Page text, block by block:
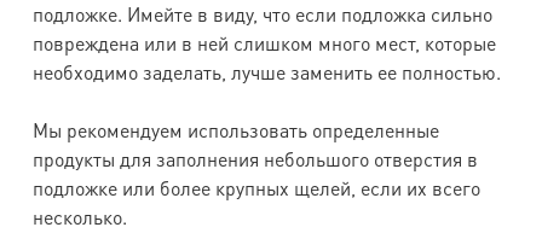
подложке. Имейте в виду, что если подложка сильно
повреждена или в ней слишком много мест, которые
необходимо заделать, лучше заменить ее полностью.
Мы рекомендуем использовать определенные
продукты для заполнения небольшого отверстия в
подложке или более крупных щелей, если их всего
несколько.